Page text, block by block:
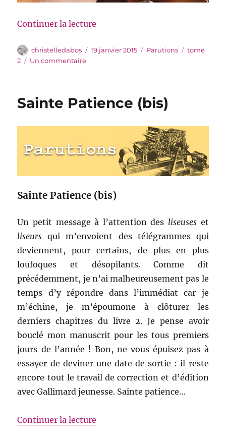
Continuer la lecture
Auteur
christelledabos
Publié
19 janvier 2015 Catégories
Parutions Étiquettes
tome
2
Un commentairesur
Sainte Patience (bis)
Sainte Patience (bis)
Un petit message à l’attention des liseuseset
liseurs qui m’envoient des télégrammes qui
deviennent, pour certains, de plus en plus
loufoques et désopilants. Comme dit
précédemment, je n’ai malheureusement pas le
temps d’y répondre dans l’immédiat car je
m’échine, je m’époumone à clôturer les
derniers chapitres du livre 2. Je pense avoir
bouclé mon manuscrit pour les tous premiers
jours de l’année ! Bon, ne vous épuisez pas à
essayer de deviner une date de sortie : il reste
encore tout le travail de correction et d’édition
avec Gallimard jeunesse. Sainte patience…
Continuer la lecture